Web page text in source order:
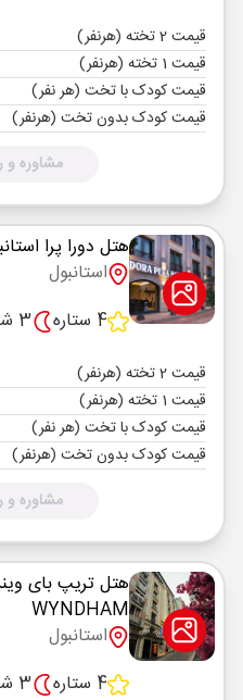
قیمت 2 تخته (هرنفر)
قیمت 1 تخته (هرنفر)
قیمت کودک با تخت (هر نفر)
قیمت کودک بدون تخت (هرنفر)
مشاوره و
هتل دورا پرا
استانبول
4 ستاره
3 شب
قیمت 2 تخته (هرنفر)
قیمت 1 تخته (هرنفر)
قیمت کودک با تخت (هر نفر)
قیمت کودک بدون تخت (هرنفر)
مشاوره و
هتل تریپ بای
WYNDHAM
استانبول
4 ستاره
3 شب